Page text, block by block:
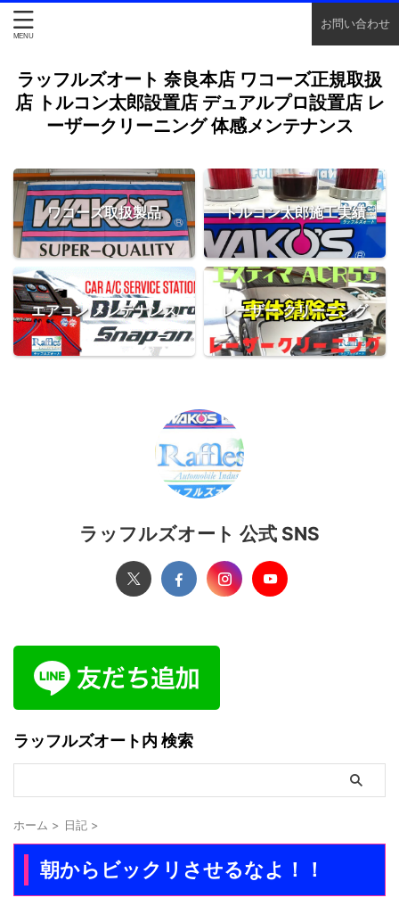
お問い合わせ
ラッフルズオート 奈良本店 ワコーズ正規取扱
店 トルコン太郎設置店 デュアルプロ設置店 レ
ーザークリーニング 体感メンテナンス
ワコーズ取扱製品 トルコン太郎施工実績
エアコン メンテナンス レーザー クリーニング
ラッフルズオート 公式 SNS
ラッフルズオート内 検索
ホーム > 日記 >
朝からビックリさせるなよ！！